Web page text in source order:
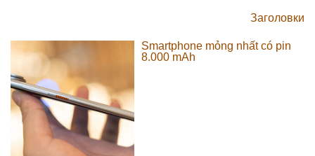
Заголовки
Smartphone mỏng nhất có pin
8.000 mAh